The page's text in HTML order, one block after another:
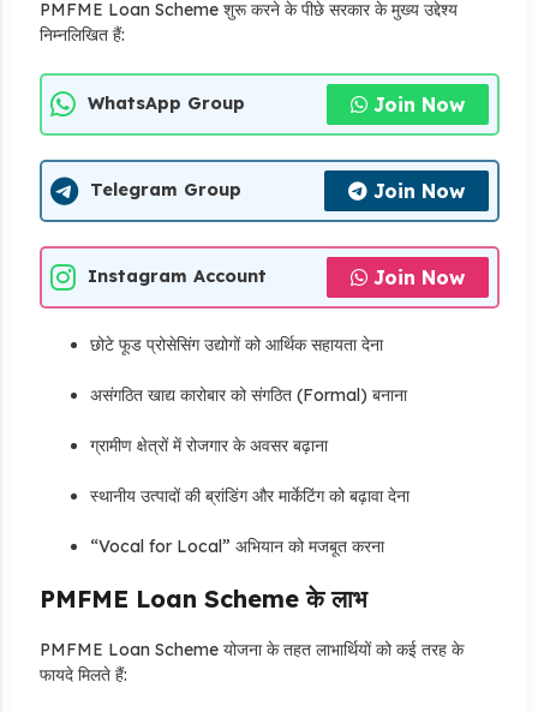
PMFME Loan Scheme शुरू करने के पीछे सरकार के मुख्य उद्देश्य
निम्नलिखित हैं:
WhatsApp Group Join Now
Telegram Group Join Now
Instagram Account Join Now
छोटे फूड प्रोसेसिंग उद्योगों को आर्थिक सहायता देना
असंगठित खाद्य कारोबार को संगठित (Formal) बनाना
ग्रामीण क्षेत्रों में रोजगार के अवसर बढ़ाना
स्थानीय उत्पादों की ब्रांडिंग और मार्केटिंग को बढ़ावा देना
“Vocal for Local” अभियान को मजबूत करना
PMFME Loan Scheme के लाभ
PMFME Loan Scheme योजना के तहत लाभार्थियों को कई तरह के
फायदे मिलते हैं: